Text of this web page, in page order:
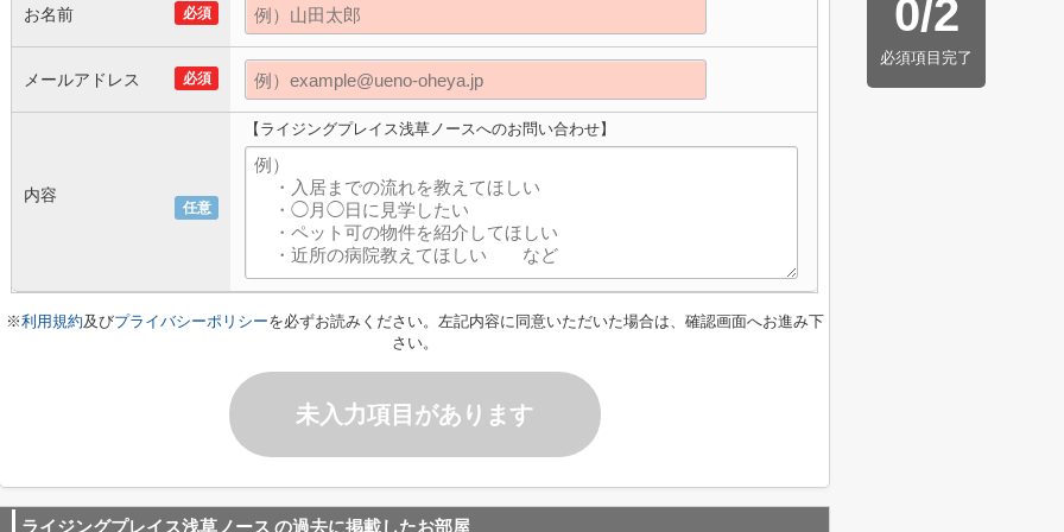
0/2
必須項目完了
必須
お名前
必須
メールアドレス
任意
内容
【ライジングプレイス浅草ノースへのお問い合わせ】
※利用規約及びプライバシーポリシーを必ずお読みください。左記内容に同意いただいた場合は、確認画面へお進み下
さい。
未入力項目があります
ライジングプレイス浅草ノース の過去に掲載したお部屋